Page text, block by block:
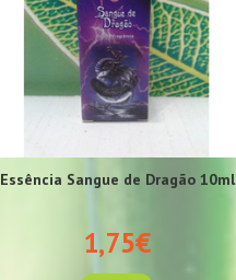
Essência Sangue de Dragão 10ml
1,75€